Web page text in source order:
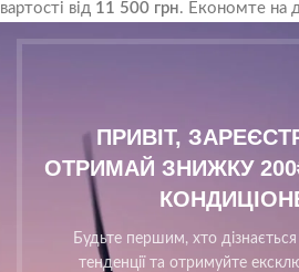
вартості від 11 500 грн. Економте на
ПРИВІТ,
ОТРИМАЙ ЗНИЖКУ
Будьте першим, хто
тенденції та отримуйте